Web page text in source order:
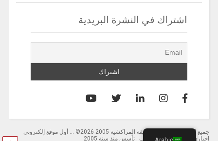
اشتراك في النشرة البريدية
جميع الحقوق محفوظة لصحيفة المراكشية 2005-2026© … أول موقع إلكتروني
إخباري باللغة العربية بالمغرب . تأسس منذ سنة 2005